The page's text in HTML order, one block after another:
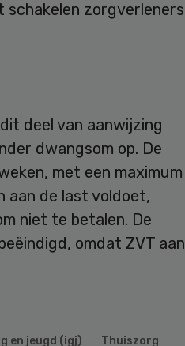
schakelen zorgverleners
deel van aanwijzing
dwangsom op. De
met een maximum
aan de last voldoet,
niet te betalen. De
omdat ZVT aan
en jeugd (igj) Thuiszorg